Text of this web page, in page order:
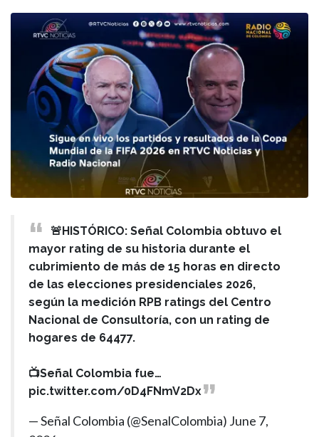
🚨HISTÓRICO: Señal Colombia obtuvo el
mayor rating de su historia durante el
cubrimiento de más de 15 horas en directo
de las elecciones presidenciales 2026,
según la medición RPB ratings del Centro
Nacional de Consultoría, con un rating de
hogares de 64477.
📺Señal Colombia fue…
pic.twitter.com/0D4FNmV2Dx
— Señal Colombia (@SenalColombia) June 7,